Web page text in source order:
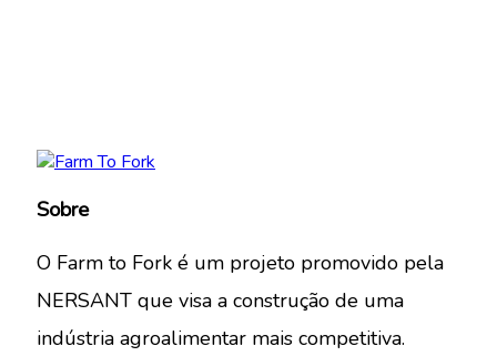
Sobre
O Farm to Fork é um projeto promovido pela
NERSANT que visa a construção de uma
indústria agroalimentar mais competitiva.